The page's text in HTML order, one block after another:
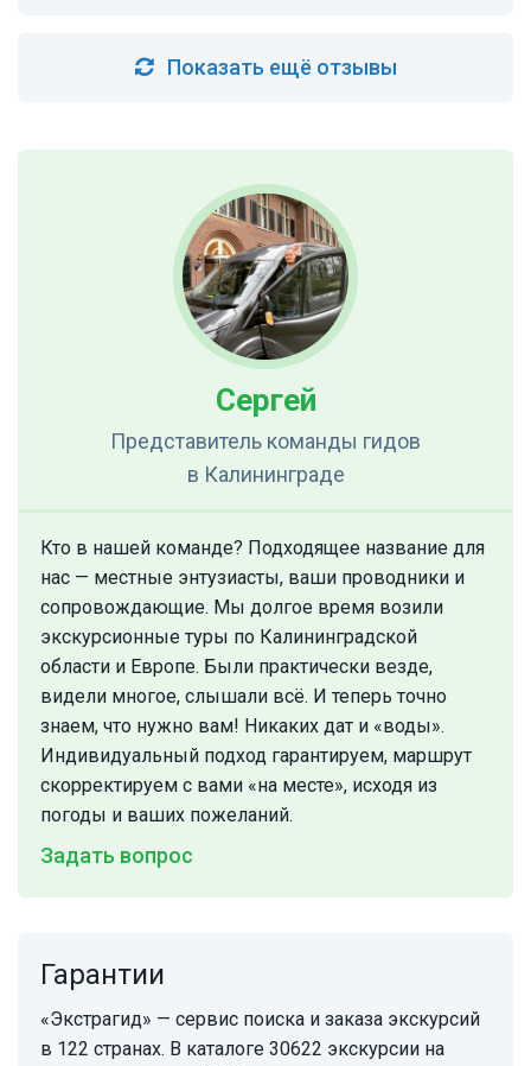
Показать ещё отзывы
Сергей
Представитель команды гидов
в Калининграде
Кто в нашей команде? Подходящее название для
нас — местные энтузиасты, ваши проводники и
сопровождающие. Мы долгое время возили
экскурсионные туры по Калининградской
области и Европе. Были практически везде,
видели многое, слышали всё. И теперь точно
знаем, что нужно вам! Никаких дат и «воды».
Индивидуальный подход гарантируем, маршрут
скорректируем с вами «на месте», исходя из
погоды и ваших пожеланий.
Задать вопрос
Гарантии
«Экстрагид» — сервис поиска и заказа экскурсий
в 122 странах. В каталоге 30622 экскурсии на